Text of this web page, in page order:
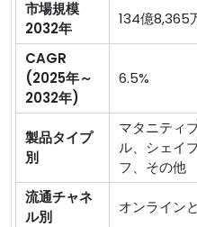
市場規模
2032年
134億8,365
CAGR
(2025年～
2032年)
6.5%
製品タイプ
別
マタニティ
ル、シェイ
フ、その他
流通チャネ
ル別
オンライン